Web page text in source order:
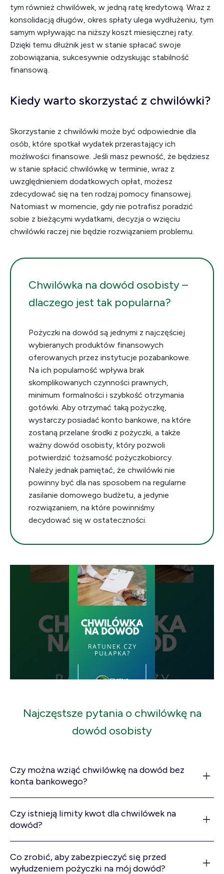
tym również chwilówek, w jedną ratę kredytową. Wraz z
konsolidacją długów, okres spłaty ulega wydłużeniu, tym
samym wpływając na niższy koszt miesięcznej raty.
Dzięki temu dłużnik jest w stanie spłacać swoje
zobowiązania, sukcesywnie odzyskując stabilność
finansową.
Kiedy warto skorzystać z chwilówki?
Skorzystanie z chwilówki może być odpowiednie dla
osób, które spotkał wydatek przerastający ich
możliwości finansowe. Jeśli masz pewność, że będziesz
w stanie spłacić chwilówkę w terminie, wraz z
uwzględnieniem dodatkowych opłat, możesz
zdecydować się na ten rodzaj pomocy finansowej.
Natomiast w momencie, gdy nie potrafisz poradzić
sobie z bieżącymi wydatkami, decyzja o wzięciu
chwilówki raczej nie będzie rozwiązaniem problemu.
Chwilówka na dowód osobisty –
dlaczego jest tak popularna?
Pożyczki na dowód są jednymi z najczęściej
wybieranych produktów finansowych
oferowanych przez instytucje pozabankowe.
Na ich popularność wpływa brak
skomplikowanych czynności prawnych,
minimum formalności i szybkość otrzymania
gotówki. Aby otrzymać taką pożyczkę,
wystarczy posiadać konto bankowe, na które
zostaną przelane środki z pożyczki, a także
ważny dowód osobisty, który pozwoli
potwierdzić tożsamość pożyczkobiorcy.
Należy jednak pamiętać, że chwilówki nie
powinny być dla nas sposobem na regularne
zasilanie domowego budżetu, a jedynie
rozwiązaniem, na które powinniśmy
decydować się w ostateczności.
Najczęstsze pytania o chwilówkę na
dowód osobisty
Czy można wziąć chwilówkę na dowód bez
konta bankowego?
Czy istnieją limity kwot dla chwilówek na
dowód?
Co zrobić, aby zabezpieczyć się przed
wyłudzeniem pożyczki na mój dowód?